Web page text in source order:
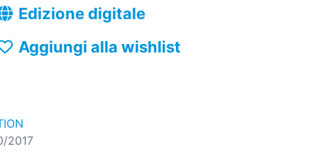
Edizione digitale
Aggiungi alla wishlist
2017